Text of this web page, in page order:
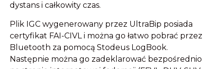
dystans i całkowity czas.
Plik IGC wygenerowany przez UltraBip posiada
certyfikat FAI-CIVL i można go łatwo pobrać przez
Bluetooth za pomocą Stodeus LogBook.
Następnie można go zadeklarować bezpośrednio